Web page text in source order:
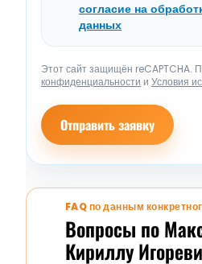
согласие на
данных
Этот сайт защищён reCAPTCHA.
конфиденциальности и Условия
Отправить заявку
FAQ по данным
Вопросы по
Кириллу